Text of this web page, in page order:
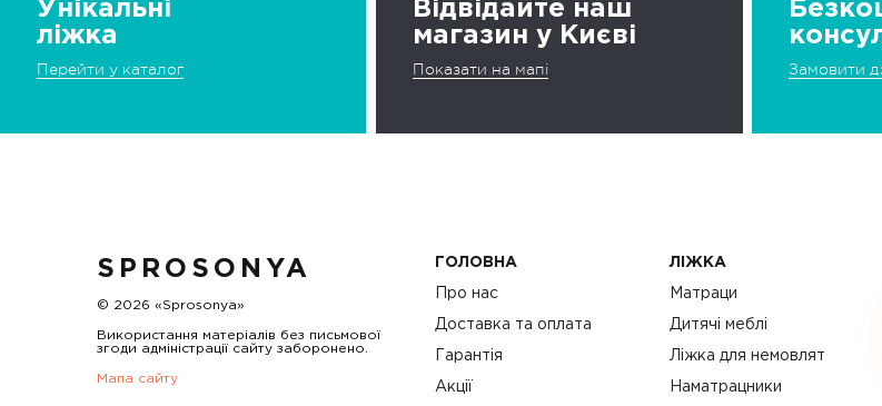
Унікальні
ліжка
Перейти у каталог
Відвідайте наш
магазин у Києві
Показати на мапі Замовити
SPROSONYA
© 2026 «Sprosonya»
Використання матеріалів без письмової
згоди адміністрації сайту заборонено.
Мапа сайту
ГОЛОВНА
Про нас
Доставка та оплата
Гарантія
Акції
ЛІЖКА
Матраци
Дитячі меблі
Ліжка для немовлят
Наматрацники